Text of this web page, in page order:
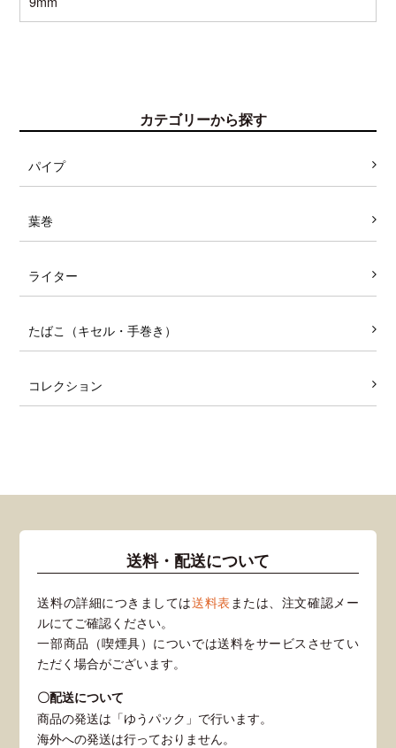
カテゴリーから探す
パイプ
葉巻
ライター
たばこ（キセル・手巻き）
コレクション
送料・配送について
送料の詳細につきましては送料表 または、注文確認メー
ルにてご確認ください。
一部商品（喫煙具）についでは送料をサービスさせてい
ただく場合がございます。
〇配送について
商品の発送は「ゆうパック」で行います。
海外への発送は行っておりません。